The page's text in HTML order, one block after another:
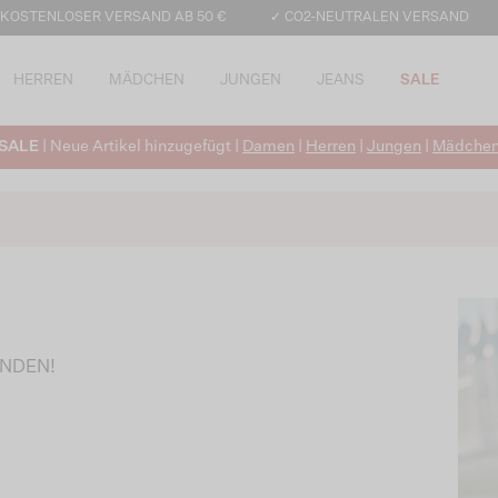
VERSAND AB 50 € ✓ CO2-NEUTRALEN VERSAND
HERREN MÄDCHEN JUNGEN JEANS SALE
| Neue Artikel hinzugefügt | Damen Herren Jungen